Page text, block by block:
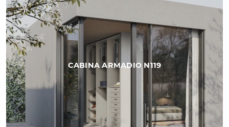
CABINA ARMADIO N119